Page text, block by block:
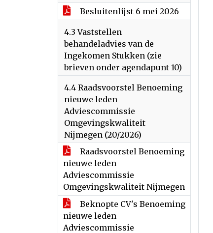
Besluitenlijst 6 mei 2026
4.3 Vaststellen
behandeladvies van de
Ingekomen Stukken (zie
brieven onder agendapunt 10)
4.4 Raadsvoorstel Benoeming
nieuwe leden
Adviescommissie
Omgevingskwaliteit
Nijmegen (20/2026)
Raadsvoorstel Benoeming
nieuwe leden
Adviescommissie
Omgevingskwaliteit Nijmegen
Beknopte CV's Benoeming
nieuwe leden
Adviescommissie